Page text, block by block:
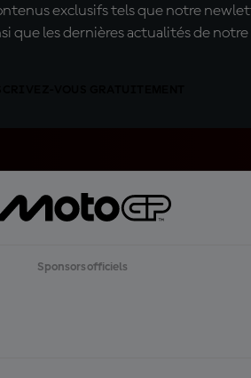
exclusifs tels que notre
que les dernières actualités de
Sponsors officiels